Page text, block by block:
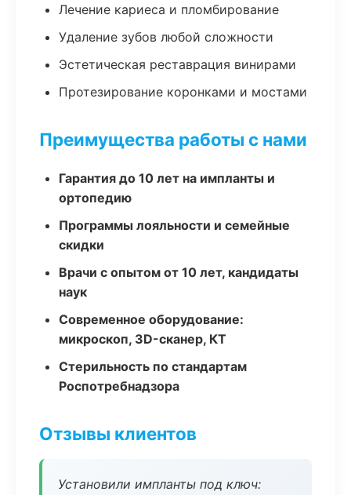
Лечение кариеса и пломбирование
Удаление зубов любой сложности
Эстетическая реставрация винирами
Протезирование коронками и мостами
Преимущества работы с нами
Гарантия до 10 лет на импланты и
ортопедию
Программы лояльности и семейные
скидки
Врачи с опытом от 10 лет, кандидаты
наук
Современное оборудование:
микроскоп, 3D-сканер, КТ
Стерильность по стандартам
Роспотребнадзора
Отзывы клиентов
Установили импланты под ключ: